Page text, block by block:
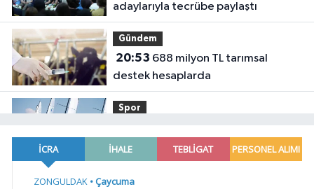
adaylarıyla tecrübe paylaştı
Gündem
20:53
destek hesaplarda
Spor
mücadelesi ilk günde nefes kesti